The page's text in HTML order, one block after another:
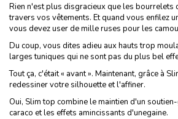
Rien n'est plus disgracieux que les bourrelets
travers vos vêtements. Et quand vous enfilez
vous devez user de mille ruses pour les
Du coup, vous dites adieu aux hauts trop
larges tuniques qui ne sont pas du plus bel
Tout ça, c'était « avant ». Maintenant, grâce à
redessiner votre silhouette et l'affiner.
Oui, Slim top combine le maintien d'un
caraco et les effets amincissants d'unegaine.